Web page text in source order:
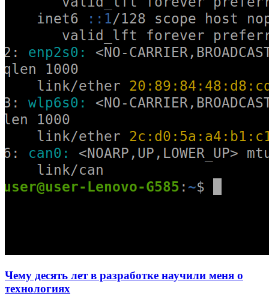
Чему десять лет в разработке научили меня о
технологиях